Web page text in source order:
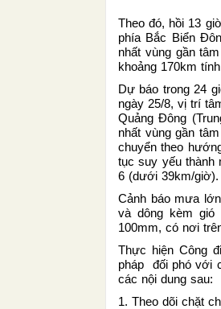
Theo đó, hồi 13
phía Bắc Biển
nhất vùng gần
khoảng 170km
Dự báo trong 24
ngày 25/8, vị trí
Quảng Đông
nhất vùng gần
chuyển theo
tục suy yếu thành
6 (dưới 39km/giờ).
Cảnh báo mưa
và dông kèm gió
100mm, có nơi
Thực hiện Công
pháp đối phó với
các nội dung sau:
1. Theo dõi chặt